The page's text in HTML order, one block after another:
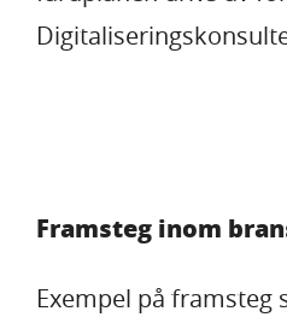
Framsteg inom
Exempel på framsteg